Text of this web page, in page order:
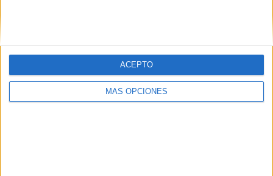
MÁS OPCIONES
ACEPTO
Suscribir